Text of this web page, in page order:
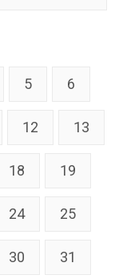
5 6
12 13
18 19
24 25
30 31